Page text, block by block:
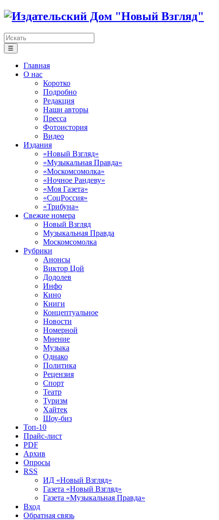
☰
Главная
О нас
Коротко
Подробно
Редакция
Наши авторы
Пресса
Фотоистория
Видео
Издания
«Новый Взгляд»
«Музыкальная Правда»
«Москомсомолка»
«Ночное Рандеву»
«Моя Газета»
«СоцРоссия»
«Трибуна»
Свежие номера
Новый Взгляд
Музыкальная Правда
Москомсомолка
Рубрики
Анонсы
Виктор Цой
Додолев
Инфо
Кино
Книги
Концептуальное
Новости
Номерной
Мнение
Музыка
Однако
Политика
Рецензия
Спорт
Театр
Туризм
Хайтек
Шоу-биз
Топ-10
Прайс-лист
PDF
Архив
Опросы
RSS
ИД «Новый Взгляд»
Газета «Новый Взгляд»
Газета «Музыкальная Правда»
Вход
Обратная связь